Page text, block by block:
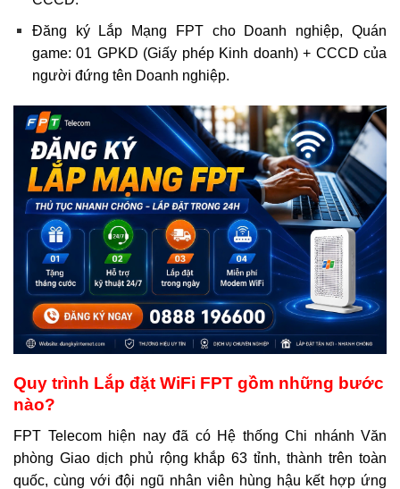
Đăng ký Lắp Mạng FPT cho Doanh nghiệp, Quán
game: 01 GPKD (Giấy phép Kinh doanh) + CCCD của
người đứng tên Doanh nghiệp.
Quy trình Lắp đặt WiFi FPT gồm những bước
nào?
FPT Telecom hiện nay đã có Hệ thống Chi nhánh Văn
phòng Giao dịch phủ rộng khắp 63 tỉnh, thành trên toàn
quốc, cùng với đội ngũ nhân viên hùng hậu kết hợp ứng